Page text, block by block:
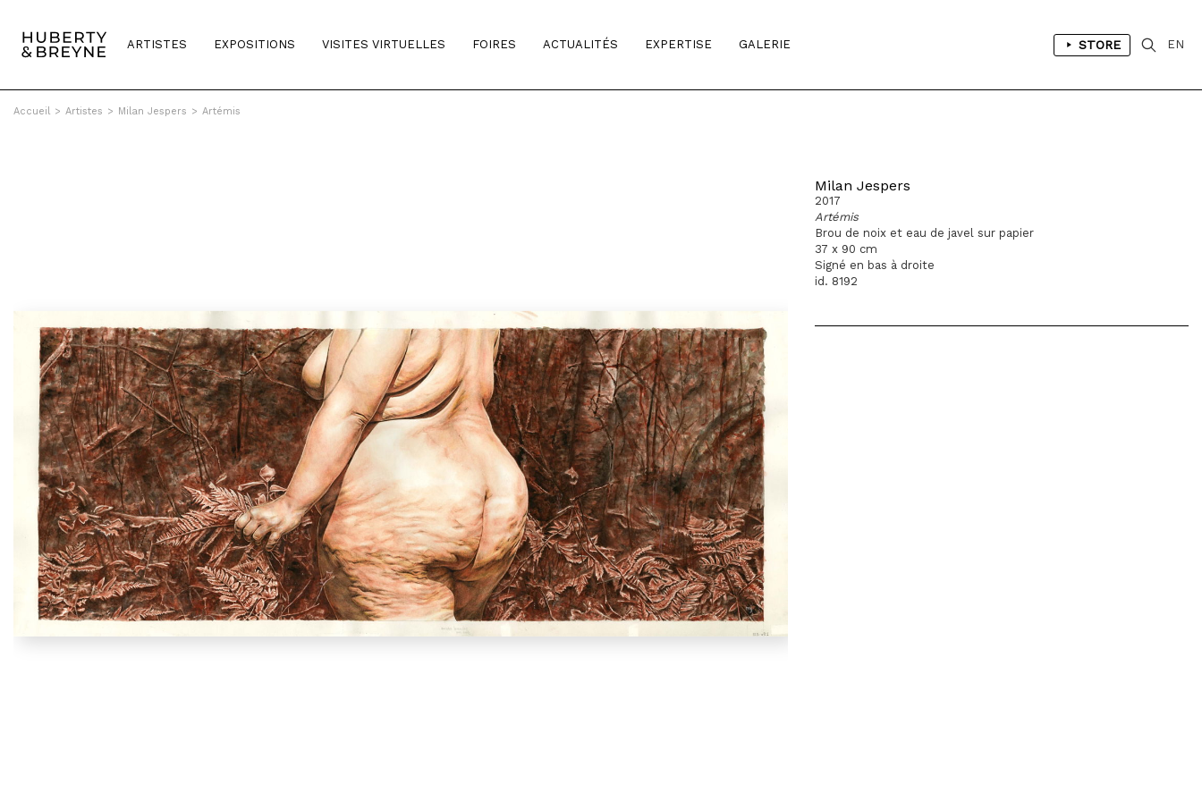
ARTISTES EXPOSITIONS VISITES VIRTUELLES FOIRES ACTUALITÉS EXPERTISE GALERIE STORE EN
Accueil > Artistes > Milan Jespers > Artémis
Milan Jespers
2017
Artémis
Brou de noix et eau de javel sur papier
37 x 90 cm
Signé en bas à droite
id. 8192